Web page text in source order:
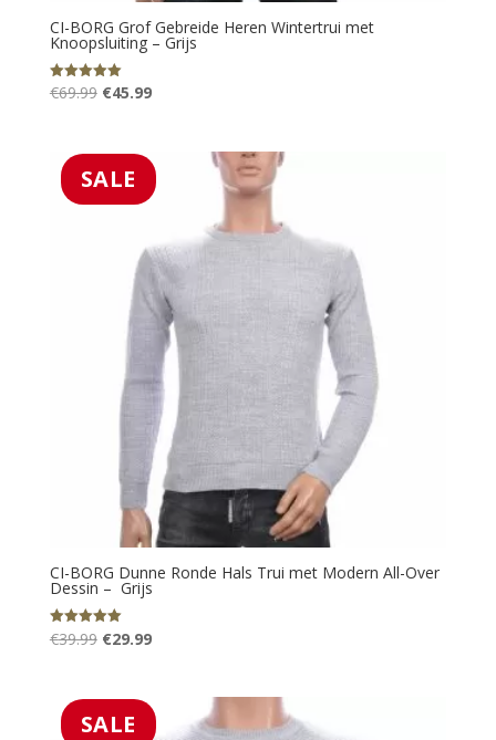
CI-BORG Grof Gebreide Heren Wintertrui met
Knoopsluiting – Grijs
Gewaardeerd
5.00
€69.99 Oorspronkelijke
€69.99.
€45.99Huidige
€45.99.
SALE
CI-BORG Dunne Ronde Hals Trui met Modern All-Over
Dessin – Grijs
Gewaardeerd
5.00
€39.99 Oorspronkelijke
€39.99.
€29.99Huidige
€29.99.
SALE